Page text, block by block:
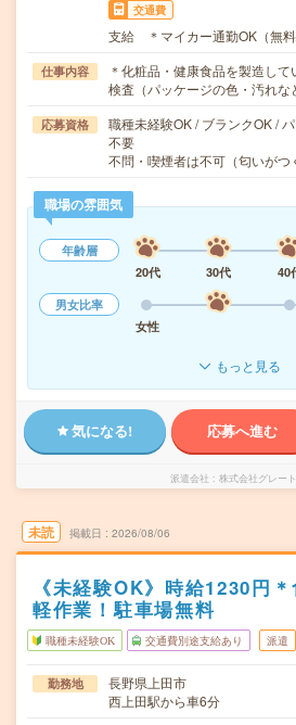
交通費
支給 ＊マイカー通勤OK（無料
仕事内容
＊化粧品・健康食品を製造し
検査（パッケージの色・汚れ
応募資格
職種未経験OK / ブランクOK /
不要
不問・喫煙者は不可（匂いがつ
職場の雰囲気
年齢層
20代
30代 40
男女比率
女性
もっと見る
気になる! 応募へ進む
派遣会社 株式会社グレー
未読 掲載日 2026/08/06
《未経験OK》時給1230円
軽作業！駐車場無料
職種未経験OK 交通費別途支給あり 派遣
勤務地
長野県上田市
西上田駅から車6分